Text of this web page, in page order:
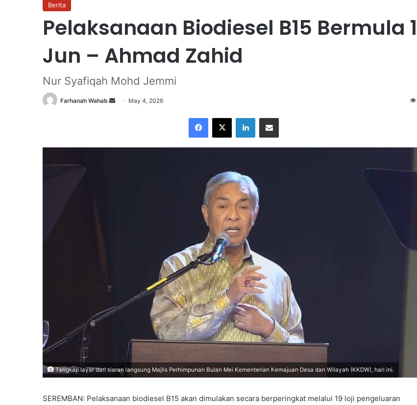
Berita
Pelaksanaan Biodiesel B15 Bermula 1
Jun – Ahmad Zahid
Nur Syafiqah Mohd Jemmi
Farhanah Wahab
a
May 4, 2026
Tangkap layar dari siaran langsung Majlis Perhimpunan Bulan Mei Kementerian Kemajuan Desa dan Wilayah (KKDW), hari ini.
SEREMBAN: Pelaksanaan biodiesel B15 akan dimulakan secara berperingkat melalui 19 loji pengeluaran